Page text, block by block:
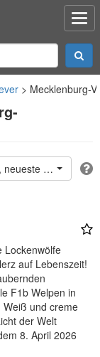
Mecklenburg-
oben
Lockenwölfe
auf Lebenszeit!
F1b Welpen in
Weiß und creme
der Welt
8. April 2026